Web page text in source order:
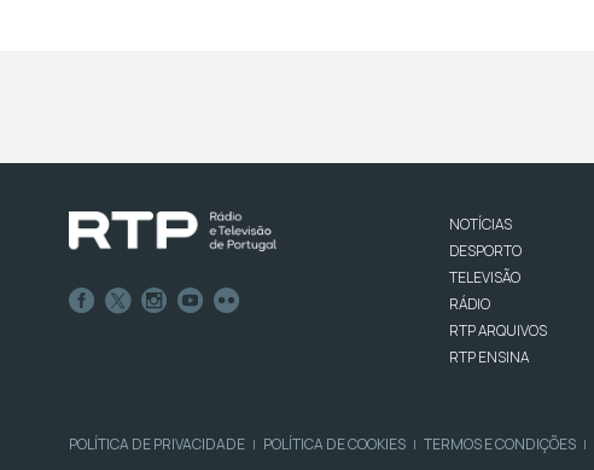
NOTÍCIAS
DESPORTO
TELEVISÃO
RÁDIO
RTP ARQUIVOS
RTP ENSINA
POLÍTICA DE PRIVACIDADE | POLÍTICA DE COOKIES | TERMOS E CONDIÇÕES |